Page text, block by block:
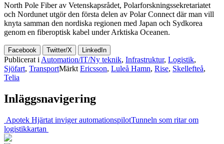
North Pole Fiber av Vetenskapsrådet, Polarforskningssekretariatet
och Nordunet utgör den första delen av Polar Connect där man vill
knyta samman den nordiska regionen med Japan och Sydkorea
genom en fiberoptisk kabel under Arktiska Oceanen.
Facebook Twitter/X LinkedIn
Publicerat i Automation/IT/Ny teknik, Infrastruktur, Logistik,
Sjöfart, TransportMärkt Ericsson, Luleå Hamn, Rise, Skellefteå,
Telia
Inläggsnavigering
Apotek Hjärtat inviger automationspilotTunneln som ritar om
logistikkartan